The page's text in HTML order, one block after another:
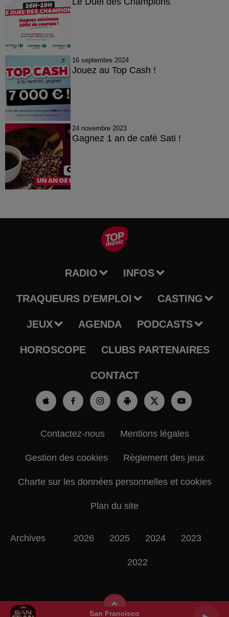
San Francisco
16 septembre 2024
Jouez au Top Cash !
24 novembre 2023
Gagnez 1 an de café Sati !
RADIO INFOS
TRAQUEURS D'EMPLOI CASTING
JEUX AGENDA PODCASTS
HOROSCOPE CLUBS PARTENAIRES
CONTACT
Contactez-nous Mentions légales
Gestion des cookies Règlement des jeux
Charte sur les données personnelles et cookies
Plan du site
Archives 2026 2025 2024 2023
2022